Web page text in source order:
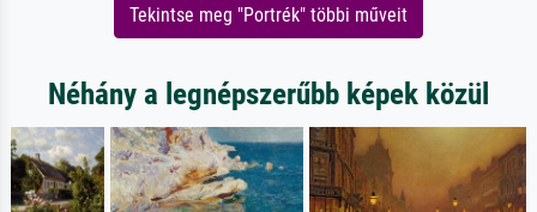
Tekintse meg "Portrék" többi műveit
Néhány a legnépszerűbb képek közül